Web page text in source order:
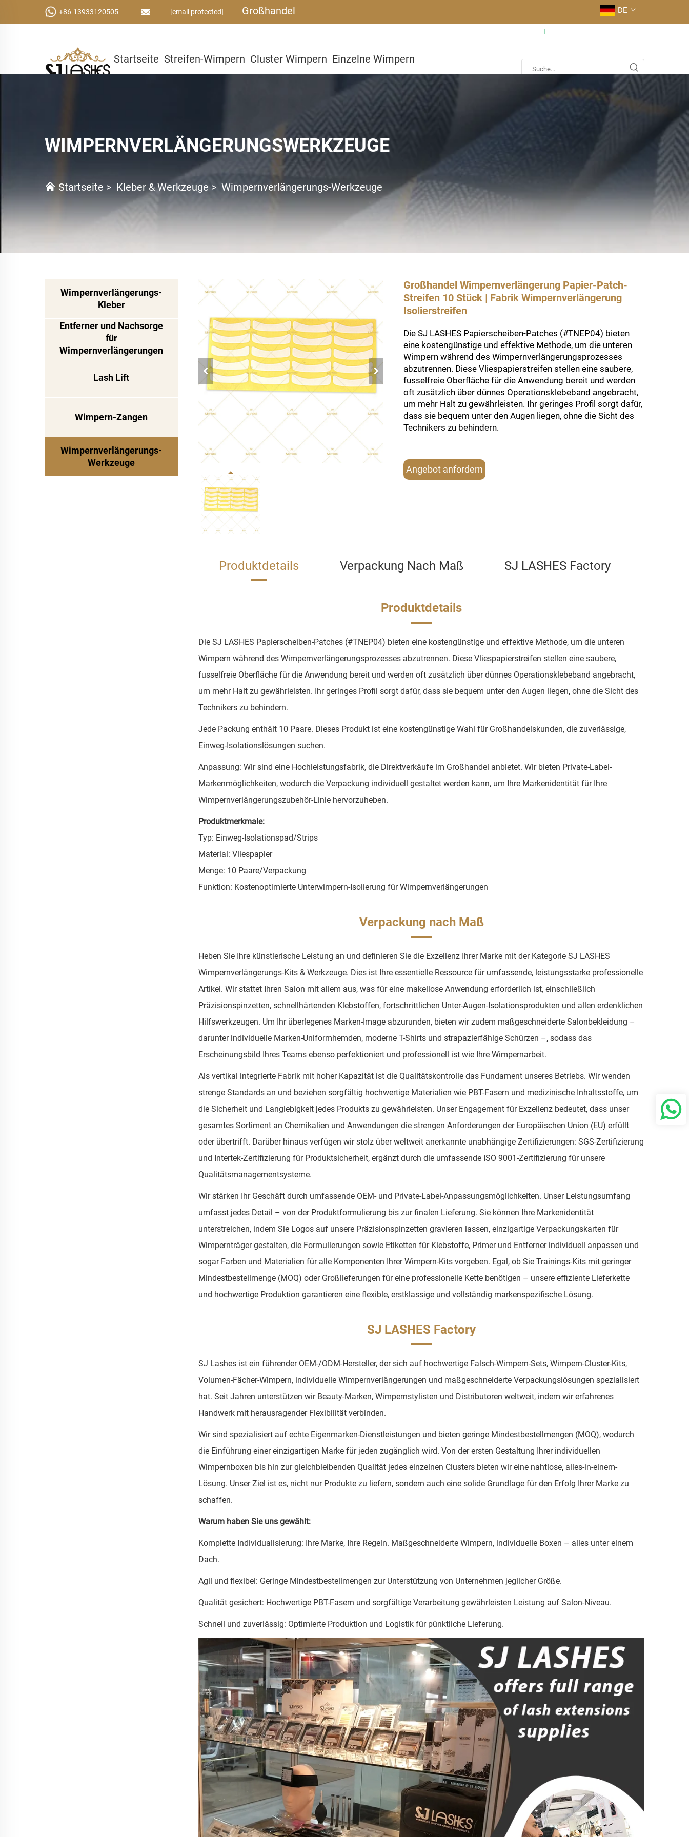
+86-13933120505 [email protected] Großhandel DE
Startseite Streifen-Wimpern Cluster Wimpern Einzelne Wimpern
WIMPERNVERLÄNGERUNGSWERKZEUGE
Startseite > Kleber & Werkzeuge > Wimpernverlängerungs-Werkzeuge
Wimpernverlängerungs-
Kleber
Entferner und Nachsorge
für
Wimpernverlängerungen
Lash Lift
Wimpern-Zangen
Wimpernverlängerungs-
Werkzeuge
Großhandel Wimpernverlängerung Papier-Patch-
Streifen 10 Stück | Fabrik Wimpernverlängerung
Isolierstreifen
Die SJ LASHES Papierscheiben-Patches (#TNEP04) bieten
eine kostengünstige und effektive Methode, um die unteren
Wimpern während des Wimpernverlängerungsprozesses
abzutrennen. Diese Vliespapierstreifen stellen eine saubere,
fusselfreie Oberfläche für die Anwendung bereit und werden
oft zusätzlich über dünnes Operationsklebeband angebracht,
um mehr Halt zu gewährleisten. Ihr geringes Profil sorgt dafür,
dass sie bequem unter den Augen liegen, ohne die Sicht des
Technikers zu behindern.
Angebot anfordern
Produktdetails Verpackung Nach Maß SJ LASHES Factory
Produktdetails
Die SJ LASHES Papierscheiben-Patches (#TNEP04) bieten eine kostengünstige und effektive Methode, um die unteren
Wimpern während des Wimpernverlängerungsprozesses abzutrennen. Diese Vliespapierstreifen stellen eine saubere,
fusselfreie Oberfläche für die Anwendung bereit und werden oft zusätzlich über dünnes Operationsklebeband angebracht,
um mehr Halt zu gewährleisten. Ihr geringes Profil sorgt dafür, dass sie bequem unter den Augen liegen, ohne die Sicht des
Technikers zu behindern.
Jede Packung enthält 10 Paare. Dieses Produkt ist eine kostengünstige Wahl für Großhandelskunden, die zuverlässige,
Einweg-Isolationslösungen suchen.
Anpassung: Wir sind eine Hochleistungsfabrik, die Direktverkäufe im Großhandel anbietet. Wir bieten Private-Label-
Markenmöglichkeiten, wodurch die Verpackung individuell gestaltet werden kann, um Ihre Markenidentität für Ihre
Wimpernverlängerungszubehör-Linie hervorzuheben.
Produktmerkmale:
Typ: Einweg-Isolationspad/Strips
Material: Vliespapier
Menge: 10 Paare/Verpackung
Funktion: Kostenoptimierte Unterwimpern-Isolierung für Wimpernverlängerungen
Verpackung nach Maß
Heben Sie Ihre künstlerische Leistung an und definieren Sie die Exzellenz Ihrer Marke mit der Kategorie SJ LASHES
Wimpernverlängerungs-Kits & Werkzeuge. Dies ist Ihre essentielle Ressource für umfassende, leistungsstarke professionelle
Artikel. Wir stattet Ihren Salon mit allem aus, was für eine makellose Anwendung erforderlich ist, einschließlich
Präzisionspinzetten, schnellhärtenden Klebstoffen, fortschrittlichen Unter-Augen-Isolationsprodukten und allen erdenklichen
Hilfswerkzeugen. Um Ihr überlegenes Marken-Image abzurunden, bieten wir zudem maßgeschneiderte Salonbekleidung –
darunter individuelle Marken-Uniformhemden, moderne T-Shirts und strapazierfähige Schürzen –, sodass das
Erscheinungsbild Ihres Teams ebenso perfektioniert und professionell ist wie Ihre Wimpernarbeit.
Als vertikal integrierte Fabrik mit hoher Kapazität ist die Qualitätskontrolle das Fundament unseres Betriebs. Wir wenden
strenge Standards an und beziehen sorgfältig hochwertige Materialien wie PBT-Fasern und medizinische Inhaltsstoffe, um
die Sicherheit und Langlebigkeit jedes Produkts zu gewährleisten. Unser Engagement für Exzellenz bedeutet, dass unser
gesamtes Sortiment an Chemikalien und Anwendungen die strengen Anforderungen der Europäischen Union (EU) erfüllt
oder übertrifft. Darüber hinaus verfügen wir stolz über weltweit anerkannte unabhängige Zertifizierungen: SGS-Zertifizierung
und Intertek-Zertifizierung für Produktsicherheit, ergänzt durch die umfassende ISO 9001-Zertifizierung für unsere
Qualitätsmanagementsysteme.
Wir stärken Ihr Geschäft durch umfassende OEM- und Private-Label-Anpassungsmöglichkeiten. Unser Leistungsumfang
umfasst jedes Detail – von der Produktformulierung bis zur finalen Lieferung. Sie können Ihre Markenidentität
unterstreichen, indem Sie Logos auf unsere Präzisionspinzetten gravieren lassen, einzigartige Verpackungskarten für
Wimpernträger gestalten, die Formulierungen sowie Etiketten für Klebstoffe, Primer und Entferner individuell anpassen und
sogar Farben und Materialien für alle Komponenten Ihrer Wimpern-Kits vorgeben. Egal, ob Sie Trainings-Kits mit geringer
Mindestbestellmenge (MOQ) oder Großlieferungen für eine professionelle Kette benötigen – unsere effiziente Lieferkette
und hochwertige Produktion garantieren eine flexible, erstklassige und vollständig markenspezifische Lösung.
SJ LASHES Factory
SJ Lashes ist ein führender OEM-/ODM-Hersteller, der sich auf hochwertige Falsch-Wimpern-Sets, Wimpern-Cluster-Kits,
Volumen-Fächer-Wimpern, individuelle Wimpernverlängerungen und maßgeschneiderte Verpackungslösungen spezialisiert
hat. Seit Jahren unterstützen wir Beauty-Marken, Wimpernstylisten und Distributoren weltweit, indem wir erfahrenes
Handwerk mit herausragender Flexibilität verbinden.
Wir sind spezialisiert auf echte Eigenmarken-Dienstleistungen und bieten geringe Mindestbestellmengen (MOQ), wodurch
die Einführung einer einzigartigen Marke für jeden zugänglich wird. Von der ersten Gestaltung Ihrer individuellen
Wimpernboxen bis hin zur gleichbleibenden Qualität jedes einzelnen Clusters bieten wir eine nahtlose, alles-in-einem-
Lösung. Unser Ziel ist es, nicht nur Produkte zu liefern, sondern auch eine solide Grundlage für den Erfolg Ihrer Marke zu
schaffen.
Warum haben Sie uns gewählt:
Komplette Individualisierung: Ihre Marke, Ihre Regeln. Maßgeschneiderte Wimpern, individuelle Boxen – alles unter einem
Dach.
Agil und flexibel: Geringe Mindestbestellmengen zur Unterstützung von Unternehmen jeglicher Größe.
Qualität gesichert: Hochwertige PBT-Fasern und sorgfältige Verarbeitung gewährleisten Leistung auf Salon-Niveau.
Schnell und zuverlässig: Optimierte Produktion und Logistik für pünktliche Lieferung.